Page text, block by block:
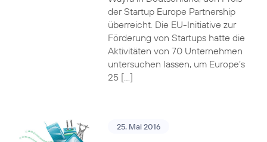
der Startup Europe Partnership
überreicht. Die EU-Initiative zur
Förderung von Startups hatte die
Aktivitäten von 70 Unternehmen
untersuchen lassen, um Europe’s
25 […]
25. Mai 2016